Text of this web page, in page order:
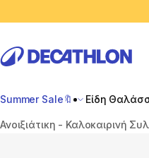
Summer Sale🔖 Είδη
Αρχική σελίδα
Ανοιξιάτικη - Καλοκαιρινή